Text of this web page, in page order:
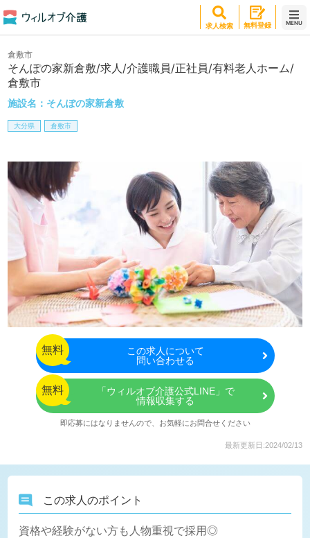
求人検索 無料登録 MENU
そんぽの家新倉敷/求人/介護職員/正社員/有料老人ホーム/
倉敷市
施設名： そんぽの家新倉敷
倉敷市
大分県 倉敷市
無料 この求人について
問い合わせる
無料
「ウィルオブ介護公式LINE」で
情報収集する
即応募にはなりませんので、お気軽にお問合せください
最新更新日:2024/02/13
この求人のポイント
資格や経験がない方も人物重視で採用◎